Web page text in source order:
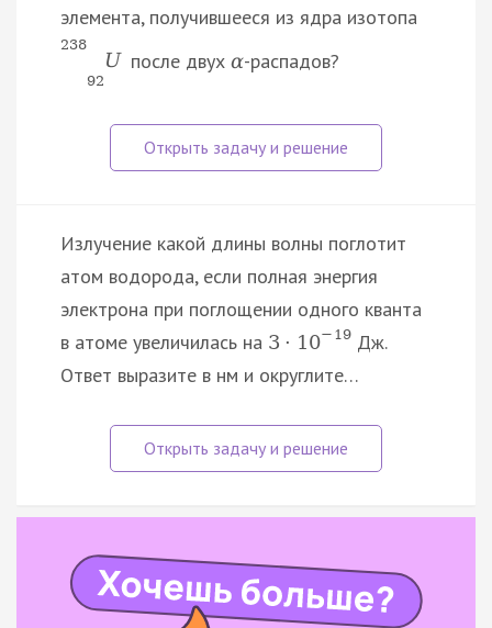
элемента, получившееся из ядра изотопа
238
92
U после двухα-распадов?
Излучение какой длины волны поглотит
атом водорода, если полная энергия
электрона при поглощении одного кванта
в атоме увеличилась на 3 · 10− 19Дж.
Ответ выразите в нм и округлите…